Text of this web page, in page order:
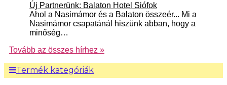
Új Partnerünk: Balaton Hotel Siófok
Ahol a Nasimámor és a Balaton összeér... Mi a
Nasimámor csapatánál hiszünk abban, hogy a
minőség…
Tovább az összes hírhez »
Termék kategóriák